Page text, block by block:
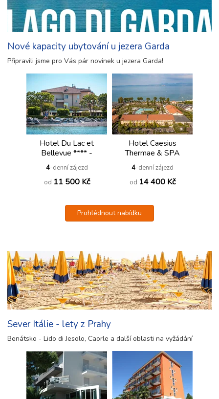
Nové kapacity ubytování u jezera Garda
Připravili jsme pro Vás pár novinek u jezera Garda!
Hotel Du Lac et
Bellevue **** -
Bardolino
4-denní zájezd
od 11 500 Kč
Hotel Caesius
Thermae & SPA
Resort ****S -
Bardolino
4-denní zájezd
od 14 400 Kč
Prohlédnout nabídku
Sever Itálie - lety z Prahy
Benátsko - Lido di Jesolo, Caorle a další oblasti na vyžádání